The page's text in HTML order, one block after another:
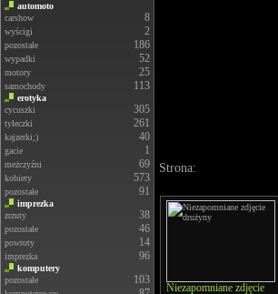
automoto
carshow
8
wyścigi 2
pozostałe 186
wypadki 52
motory 25
samochody 113
erotyka
cycuszki
305
tyłeczki 261
kajzerki;) 40
gacie 1
meżczyźni 69
kobiety 573
pozostałe 91
imprezka
zrzuty
38
pozostałe 46
powroty 14
imprezka 96
komputery
pozostałe
103
Strona:
Niezapomniane zdjęcie